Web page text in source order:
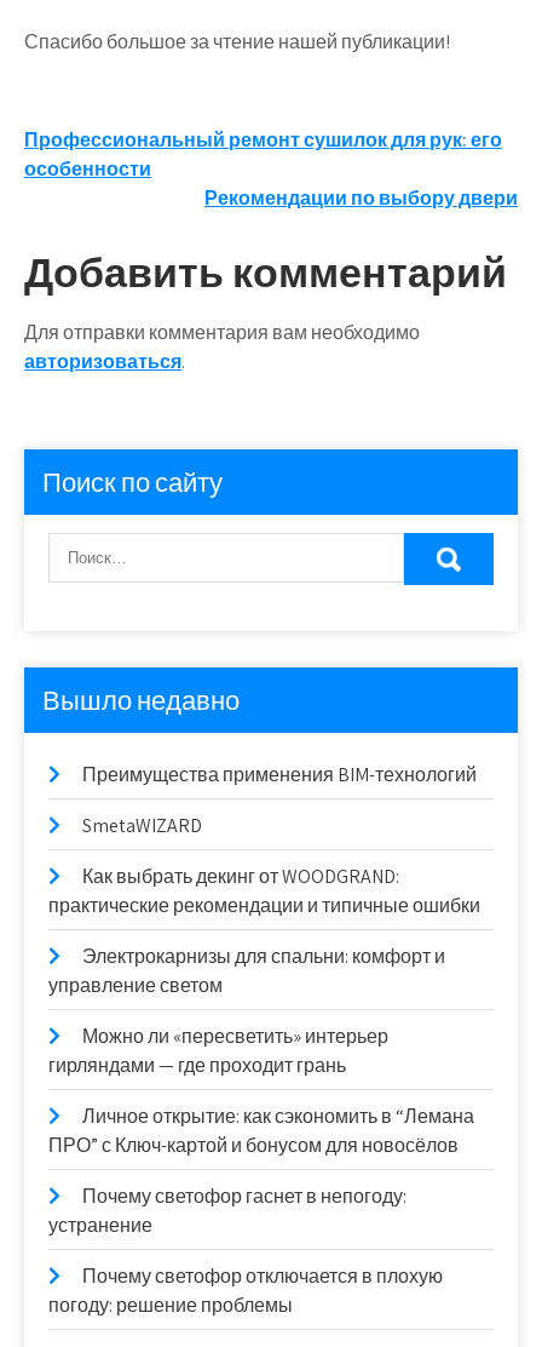
Спасибо большое за чтение нашей публикации!
Навигация
по
Профессиональный ремонт сушилок для рук: его
особенности
Рекомендации по выбору двери
Добавить комментарий
Для отправки комментария вам необходимо
авторизоваться.
Поиск по сайту
Вышло недавно
Преимущества применения BIM-технологий
SmetaWIZARD
Как выбрать декинг от WOODGRAND:
практические рекомендации и типичные ошибки
Электрокарнизы для спальни: комфорт и
управление светом
Можно ли «пересветить» интерьер
гирляндами — где проходит грань
Личное открытие: как сэкономить в “Лемана
ПРО” с Ключ-картой и бонусом для новосёлов
Почему светофор гаснет в непогоду:
устранение
Почему светофор отключается в плохую
погоду: решение проблемы